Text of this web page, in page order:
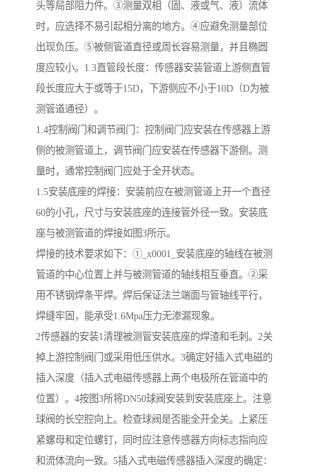
头等局部阻力件。③测量双相（固、液或气、液）流体
时，应选择不易引起相分离的地方。④应避免测量部位
出现负压。⑤被侧管道直径或周长容易测量，并且椭圆
度应较小。1.3直管段长度：传感器安装管道上游侧直管
段长度应大于或等于15D，下游侧应不小于10D（D为被
测管道通径）。
1.4控制阀门和调节阀门：控制阀门应安装在传感器上游
侧的被测管道上，调节阀门应安装在传感器下游侧。测
量时，通常控制阀门应处于全开状态。
1.5安装底座的焊接：安装前应在被测管道上开一个直径
60的小孔，尺寸与安装底座的连接管外径一致。安装底
座与被测管道的焊接如图3所示。
焊接的技术要求如下：①_x0001_安装底座的轴线在被测
管道的中心位置上并与被测管道的轴线相互垂直。②采
用不锈钢焊条平焊。焊后保证法兰端面与管轴线平行，
焊缝牢固，能承受1.6Mpa压力无渗漏现象。
2传感器的安装1清理被测管安装底座的焊渣和毛刺。2关
掉上游控制阀门或采用低压供水。3确定好插入式电磁的
插入深度（插入式电磁传感器上两个电极所在管道中的
位置）。4按图3所将DN50球阀安装到安装底座上。注意
球阀的长空腔向上。检查球阀是否能全开全关。上紧压
紧螺母和定位螺钉，同时应注意传感器方向标志指向应
和流体流向一致。5插入式电磁传感器插入深度的确定：